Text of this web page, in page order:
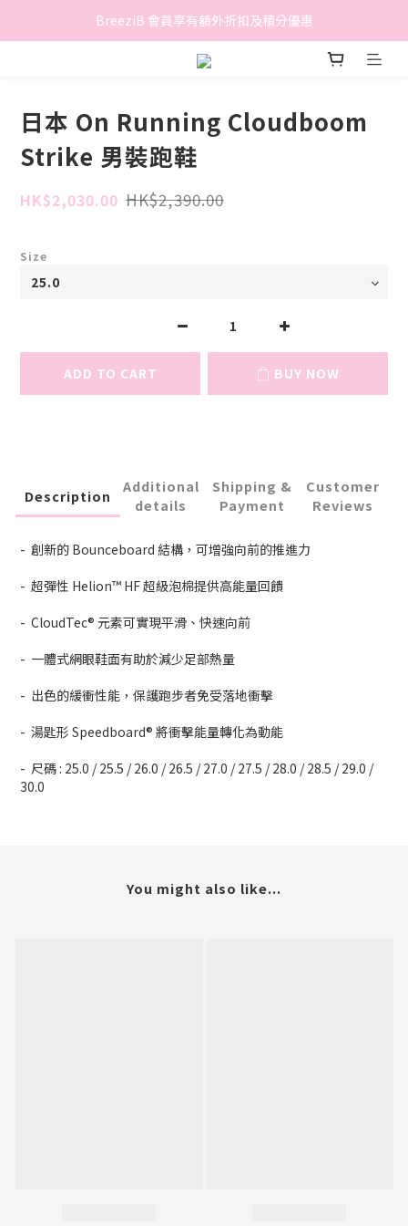
香港地區滿$500免費送貨 (離島區及偏遠地區除外)
BreeziB 會員享有額外折扣及積分優惠
香港地區滿$500免費送貨 (離島區及偏遠地區除外)
日本 On Running Cloudboom
Strike 男裝跑鞋
HK$2,030.00 HK$2,390.00
Size
ADD TO CART BUY NOW
Description
Additional
details
Shipping &
Payment
Customer
Reviews
- 創新的 Bounceboard 結構，可增強向前的推進力
- 超彈性 Helion™ HF 超級泡棉提供高能量回饋
- CloudTec® 元素可實現平滑、快速向前
- 一體式網眼鞋面有助於減少足部熱量
- 出色的緩衝性能，保護跑步者免受落地衝擊
- 湯匙形 Speedboard® 將衝擊能量轉化為動能
- 尺碼 : 25.0 / 25.5 / 26.0 / 26.5 / 27.0 / 27.5 / 28.0 / 28.5 / 29.0 /
30.0
You might also like...